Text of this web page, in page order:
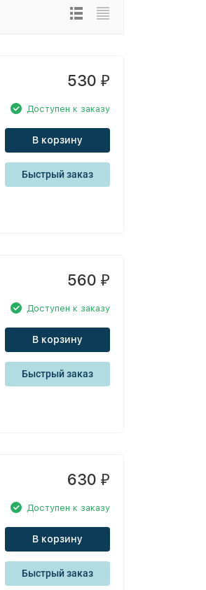
530 ₽
Доступен к заказу
В корзину
Быстрый заказ
560 ₽
Доступен к заказу
В корзину
Быстрый заказ
630 ₽
Доступен к заказу
В корзину
Быстрый заказ